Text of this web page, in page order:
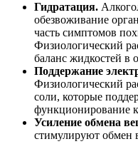
Гидратация.
обезвоживание
часть симптомов
Физиологический
баланс жидкостей в
Поддержание
Физиологический
соли, которые
функционирование
Усиление обмена
стимулируют обмен